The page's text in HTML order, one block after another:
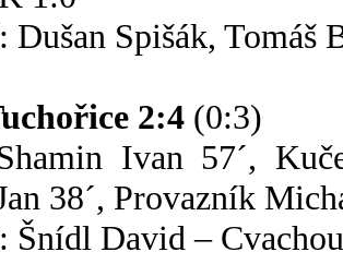
Dušan Spišák, Tomáš
2:4 (0:3)
Ivan 57´,
38´, Provazník
Šnídl David –